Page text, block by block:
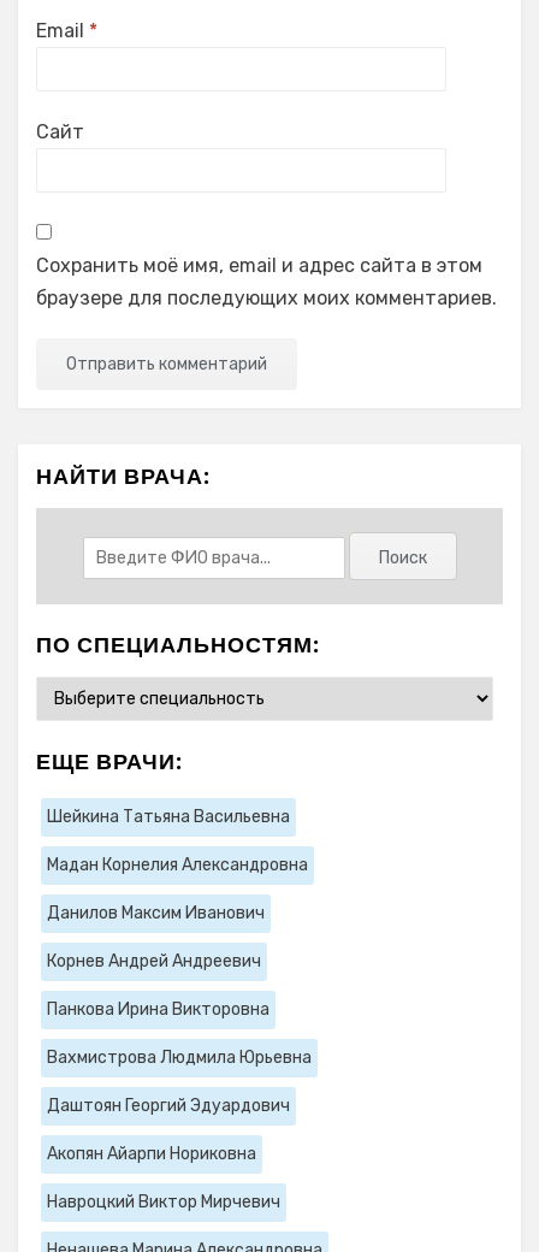
Email *
Сайт
Сохранить моё имя, email и адрес сайта в этом
браузере для последующих моих комментариев.
НАЙТИ ВРАЧА:
ПО СПЕЦИАЛЬНОСТЯМ:
ЕЩЕ ВРАЧИ:
Шейкина Татьяна Васильевна
Мадан Корнелия Александровна
Данилов Максим Иванович
Корнев Андрей Андреевич
Панкова Ирина Викторовна
Вахмистрова Людмила Юрьевна
Даштоян Георгий Эдуардович
Акопян Айарпи Нориковна
Навроцкий Виктор Мирчевич